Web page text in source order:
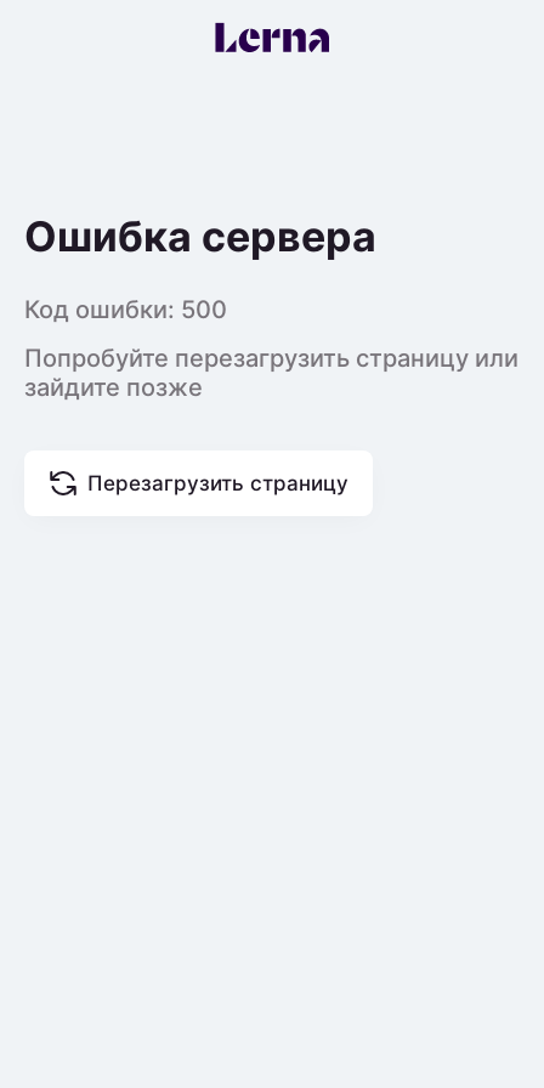
Ошибка сервера
Код ошибки: 500
Попробуйте перезагрузить страницу или
зайдите позже
Перезагрузить страницу